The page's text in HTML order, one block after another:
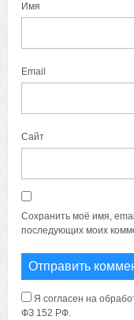
Имя
Email
Сайт
Сохранить моё имя,
последующих моих
Я согласен на
ФЗ 152 РФ.